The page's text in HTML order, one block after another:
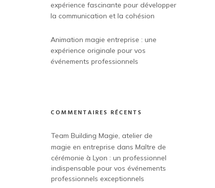
expérience fascinante pour développer
la communication et la cohésion
Animation magie entreprise : une
expérience originale pour vos
événements professionnels
COMMENTAIRES RÉCENTS
Team Building Magie, atelier de
magie en entreprise dans Maître de
cérémonie à Lyon : un professionnel
indispensable pour vos événements
professionnels exceptionnels